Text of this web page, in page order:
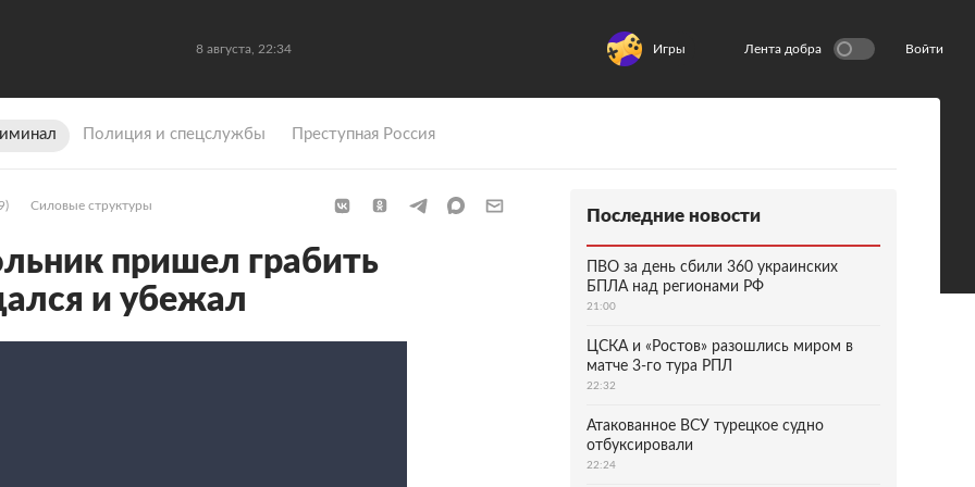
8 августа, 22:34 Игры Лента добра Войти
Полиция и спецслужбы Преступная Россия
Силовые структуры
пришел грабить
и убежал
Последние новости
ПВО за день сбили 360 украинских
БПЛА над регионами РФ
21:00
ЦСКА и «Ростов» разошлись миром в
матче 3-го тура РПЛ
22:32
Атакованное ВСУ турецкое судно
отбуксировали
22:24